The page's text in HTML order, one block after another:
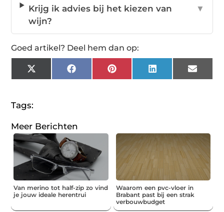
Krijg ik advies bij het kiezen van
wijn?
▼
Goed artikel? Deel hem dan op:
X
(Twitter)
FacebookPinterestLinkedInEmail
Tags:
Meer Berichten
Van merino tot half-zip zo vind
je jouw ideale herentrui
Waarom een pvc-vloer in
Brabant past bij een strak
verbouwbudget